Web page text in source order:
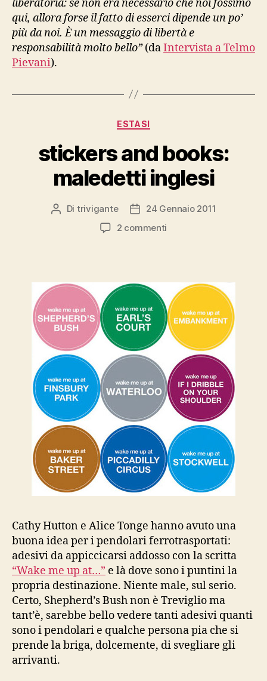
liberatoria: se non era necessario che noi fossimo
qui, allora forse il fatto di esserci dipende un po’
più da noi. È un messaggio di libertà e
responsabilità molto bello”(daIntervista a Telmo
Pievani).
Categorie
ESTASI
stickers and books:
maledetti inglesi
Autore
Di trivigante
Data
dell'articolo
24 Gennaio 2011
2 commenti
maledetti
inglesi
Cathy Hutton e Alice Tonge hanno avuto una
buona idea per i pendolari ferrotrasportati:
adesivi da appiccicarsi addosso con la scritta
“Wake me up at…” e là dove sono i puntini la
propria destinazione. Niente male, sul serio.
Certo, Shepherd’s Bush non è Treviglio ma
tant’è, sarebbe bello vedere tanti adesivi quanti
sono i pendolari e qualche persona pia che si
prende la briga, dolcemente, di svegliare gli
arrivanti.